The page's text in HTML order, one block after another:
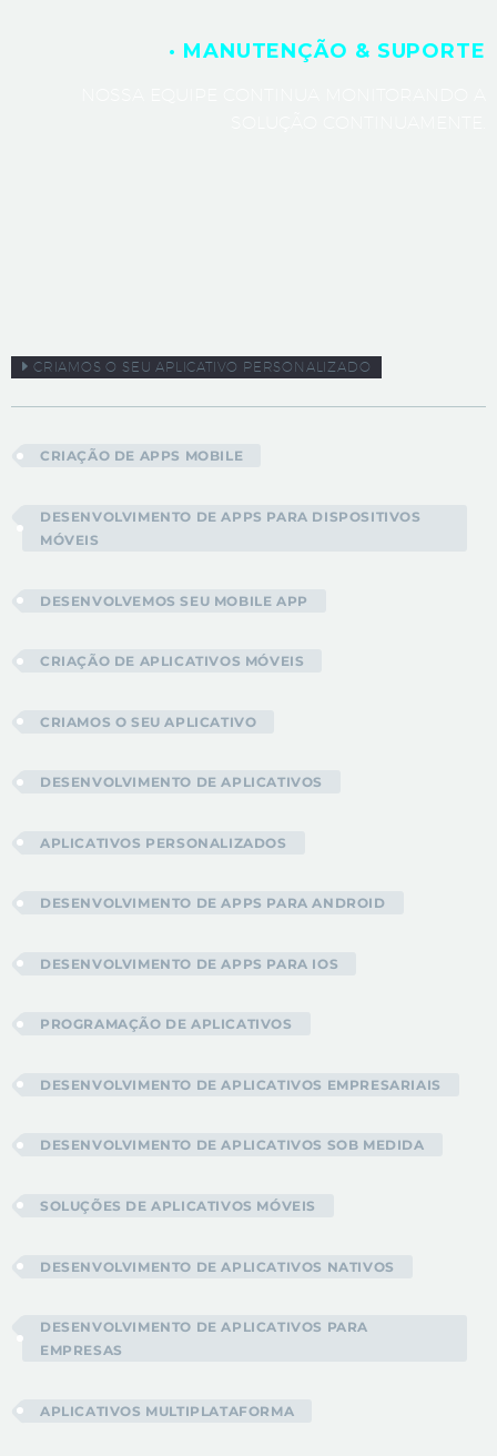
· MANUTENÇÃO & SUPORTE
CRIAMOS O SEU APLICATIVO PERSONALIZADO
CRIAÇÃO DE APPS MOBILE
DESENVOLVIMENTO DE APPS PARA DISPOSITIVOS
MÓVEIS
DESENVOLVEMOS SEU MOBILE APP
CRIAÇÃO DE APLICATIVOS MÓVEIS
CRIAMOS O SEU APLICATIVO
DESENVOLVIMENTO DE APLICATIVOS
APLICATIVOS PERSONALIZADOS
DESENVOLVIMENTO DE APPS PARA ANDROID
DESENVOLVIMENTO DE APPS PARA IOS
PROGRAMAÇÃO DE APLICATIVOS
DESENVOLVIMENTO DE APLICATIVOS EMPRESARIAIS
DESENVOLVIMENTO DE APLICATIVOS SOB MEDIDA
SOLUÇÕES DE APLICATIVOS MÓVEIS
DESENVOLVIMENTO DE APLICATIVOS NATIVOS
DESENVOLVIMENTO DE APLICATIVOS PARA
EMPRESAS
APLICATIVOS MULTIPLATAFORMA